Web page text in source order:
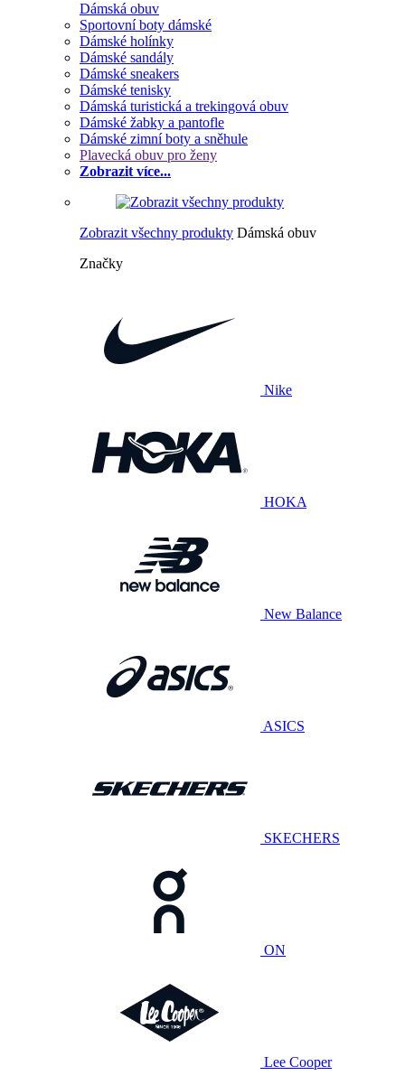
Dámská obuv
Sportovní boty dámské
Dámské holínky
Dámské sandály
Dámské sneakers
Dámské tenisky
Dámská turistická a trekingová obuv
Dámské žabky a pantofle
Dámské zimní boty a sněhule
Plavecká obuv pro ženy
Zobrazit více...
Zobrazit všechny produkty Dámská obuv
Značky
Nike
HOKA
New Balance
ASICS
SKECHERS
ON
Lee Cooper